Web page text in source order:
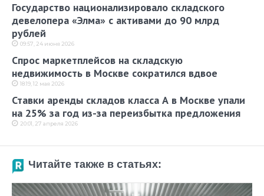
Государство национализировало складского
девелопера «Элма» с активами до 90 млрд
рублей
09:57, 24 июня 2026
Спрос маркетплейсов на складскую
недвижимость в Москве сократился вдвое
18:19, 12 мая 2026
Ставки аренды складов класса А в Москве упали
на 25% за год из-за переизбытка предложения
20:01, 27 апреля 2026
Читайте также в статьях: